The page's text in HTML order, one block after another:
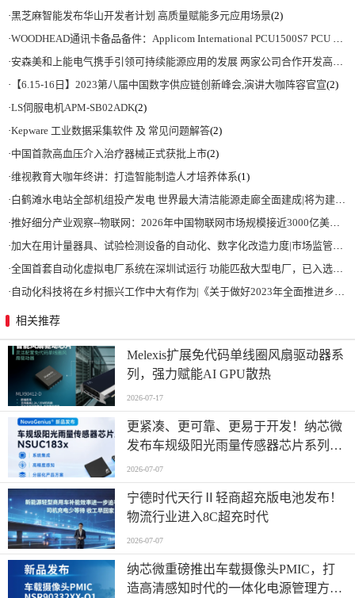
·黑芝麻智能发布华山开发者计划 高质量赋能多元应用场景(2)
·WOODHEAD通讯卡备品备件：Applicom International PCU1500S7 PCU 1500 S7 V4.5.0
·安森美和上能电气携手引领可持续能源应用的发展 两家公司合作开发高性能储能和太阳能组串式逆变器方案 以实现可持续的未来
· 【6.15-16日】2023第八届中国数字供应链创新峰会,演讲大咖阵容官宣(2)
·LS伺服电机APM-SB02ADK(2)
·Kepware 工业数据采集软件 及 常见问题解答(2)
·中国首款高血压介入治疗器械正式获批上市(2)
·维视教育大咖年终讲：打造智能制造人才培养体系(1)
·白鹤滩水电站全部机组投产发电 世界最大清洁能源走廊全面建成|将为建设新型能源体系、保障国家能源安全、实现“双碳”目标提供有力支撑
·推好细分产业观察--物联网：2026年中国物联网市场规模接近3000亿美元 智慧工厂、智慧城市、智慧电网等将占60%以上
·加大在用计量器具、试验检测设备的自动化、数字化改造力度|市场监管总局 工业和信息化部 关于促进企业计量能力提升的指导意见
·全国首套自动化虚拟电厂系统在深圳试运行 功能匹敌大型电厂，已入选国际典型案例
· 自动化科技将在乡村振兴工作中大有作为|《关于做好2023年全面推进乡村振兴重点工作的意见》发布
相关推荐
Melexis扩展免代码单线圈风扇驱动器系
列，强力赋能AI GPU散热
2026-07-17
更紧凑、更可靠、更易于开发！纳芯微
发布车规级阳光雨量传感器芯片系列
NSUC183x
2026-07-07
宁德时代天行Ⅱ轻商超充版电池发布！
物流行业进入8C超充时代
2026-07-07
纳芯微重磅推出车载摄像头PMIC，打
造高清感知时代的一体化电源管理方